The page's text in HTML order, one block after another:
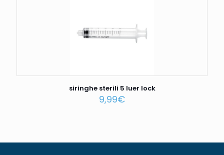
siringhe sterili 5 luer lock
9,99€